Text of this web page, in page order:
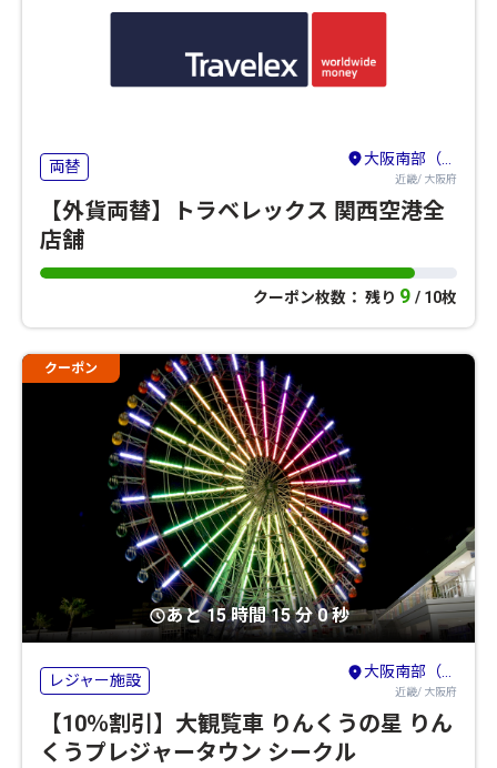
両替 大阪南部（堺・岸和田・関西空港）
近畿/ 大阪府
【外貨両替】トラベレックス 関西空港全
店舗
クーポン枚数： 残り 9 / 10枚
クーポン
あと 15 時間 15 分 0 秒
レジャー施設 大阪南部（堺・岸和田・関西空港）
近畿/ 大阪府
【10％割引】大観覧車 りんくうの星 りん
くうプレジャータウン シークル